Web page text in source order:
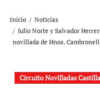
Inicio
Noticias
Julio Norte y Salvador
novillada de Hnos. Cambronell
Circuito Novilladas